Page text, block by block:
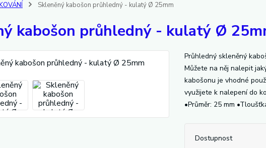
Skleněný kabošon průhledný - kulatý Ø 25mm
kabošon průhledný - kulatý Ø
Průhledný skleněný
Můžete na něj nalepit
kabošonu je vhodné
využijete k nalepení do
•Průměr: 25 mm
Dostupnost